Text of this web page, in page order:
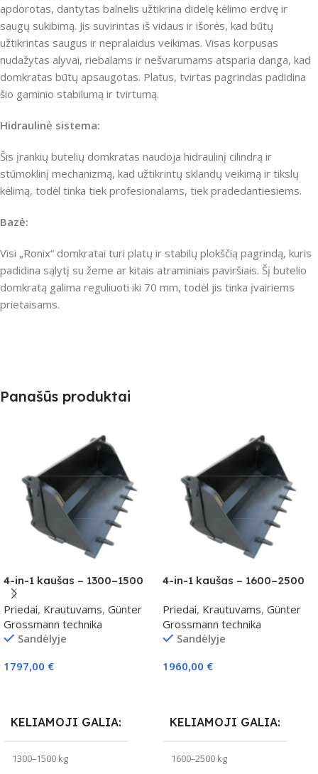
apdorotas, dantytas balnelis užtikrina didelę kėlimo erdvę ir
saugų sukibimą. Jis suvirintas iš vidaus ir išorės, kad būtų
užtikrintas saugus ir nepralaidus veikimas. Visas korpusas
nudažytas alyvai, riebalams ir nešvarumams atsparia danga, kad
domkratas būtų apsaugotas. Platus, tvirtas pagrindas padidina
šio gaminio stabilumą ir tvirtumą.
Hidraulinė sistema:
Šis įrankių butelių domkratas naudoja hidraulinį cilindrą ir
stūmoklinį mechanizmą, kad užtikrintų sklandų veikimą ir tikslų
kėlimą, todėl tinka tiek profesionalams, tiek pradedantiesiems.
Bazė:
Visi „Ronix“ domkratai turi platų ir stabilų plokščią pagrindą, kuris
padidina sąlytį su žeme ar kitais atraminiais paviršiais. Šį butelio
domkratą galima reguliuoti iki 70 mm, todėl jis tinka įvairiems
prietaisams.
Panašūs produktai
4-in-1 kaušas – 1300–1500
kg klasei
Priedai, Krautuvams, Günter
Grossmann technika
Sandėlyje
1797,00 €
KELIAMOJI GALIA
1300–1500 kg
4-in-1 kaušas – 1600–2500
Priedai, Krautuvams, Günter
Grossmann technika
Sandėlyje
1960,00 €
KELIAMOJI GALIA
1600–2500 kg